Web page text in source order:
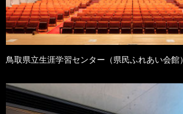
鳥取県立生涯学習センター（県民ふれあい会館）